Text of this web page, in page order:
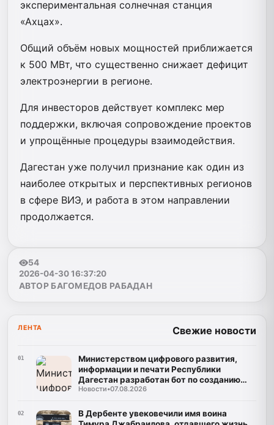
экспериментальная солнечная станция
«Ахцах».
Общий объём новых мощностей приближается
к 500 МВт, что существенно снижает дефицит
электроэнергии в регионе.
Для инвесторов действует комплекс мер
поддержки, включая сопровождение проектов
и упрощённые процедуры взаимодействия.
Дагестан уже получил признание как один из
наиболее открытых и перспективных регионов
в сфере ВИЭ, и работа в этом направлении
продолжается.
54
2026-04-30 16:37:20
АВТОР БАГОМЕДОВ РАБАДАН
ЛЕНТА Свежие новости
01
Министерством цифрового развития,
информации и печати Республики
Дагестан разработан бот по созданию
корпусов национальных языков народов
Новости•07.08.2026
02
В Дербенте увековечили имя воина